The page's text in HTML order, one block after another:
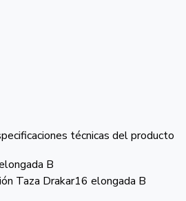
técnicas del producto
B
Taza Drakar16 elongada B